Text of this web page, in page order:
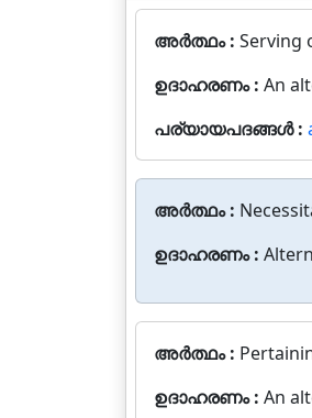
അർത്ഥം : Serving
ഉദാഹരണം : An
പര്യായപദങ്ങൾ :
അർത്ഥം :
ഉദാഹരണം :
അർത്ഥം :
ഉദാഹരണം : An